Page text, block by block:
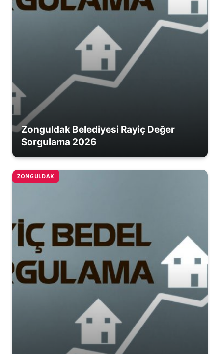
Zonguldak Belediyesi Rayiç Değer
Sorgulama 2026
ZONGULDAK